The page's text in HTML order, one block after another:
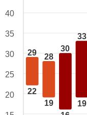
29
22
28
19
30
33
19
40
35
30
25
20